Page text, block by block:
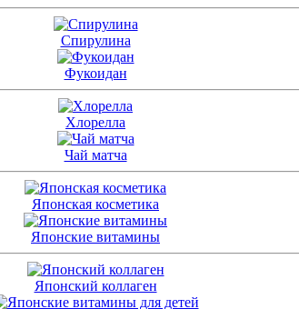
Спирулина
Фукоидан
Хлорелла
Чай матча
Японская косметика
Японские витамины
Японский коллаген